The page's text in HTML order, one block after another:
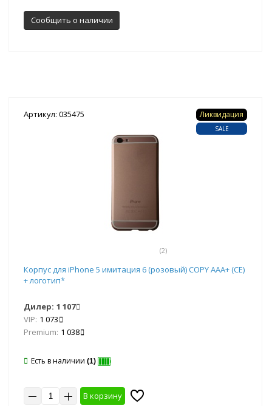
Сообщить о наличии
Артикул: 035475
(2)
Ликвидация
SALE
Корпус для iPhone 5 имитация 6 (розовый) COPY AAA+ (CE)
+ логотип*
Дилер: 1 107
VIP: 1 073
Premium: 1 038
Есть в наличии (1)
В корзину